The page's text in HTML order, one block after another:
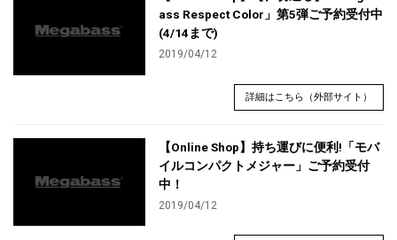
ass Respect Color」第5弾ご予約受付中
(4/14まで)
2019/04/12
詳細はこちら（外部サイト）
【Online Shop】持ち運びに便利!「モバ
イルコンパクトメジャー」ご予約受付
中！
2019/04/12